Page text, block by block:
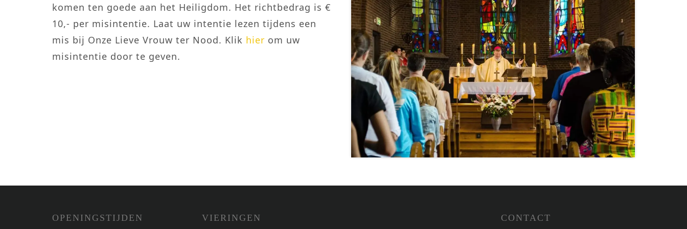
komen ten goede aan het Heiligdom. Het richtbedrag is €
10,- per misintentie. Laat uw intentie lezen tijdens een
mis bij Onze Lieve Vrouw ter Nood. Klik hier om uw
misintentie door te geven.
OPENINGSTIJDEN VIERINGEN CONTACT